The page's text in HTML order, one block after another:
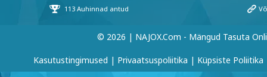
© 2026 | NAJOX.com - Mängud Tasuta
Kasutustingimused | Privaatsuspoliitika | Küpsiste Poliitika